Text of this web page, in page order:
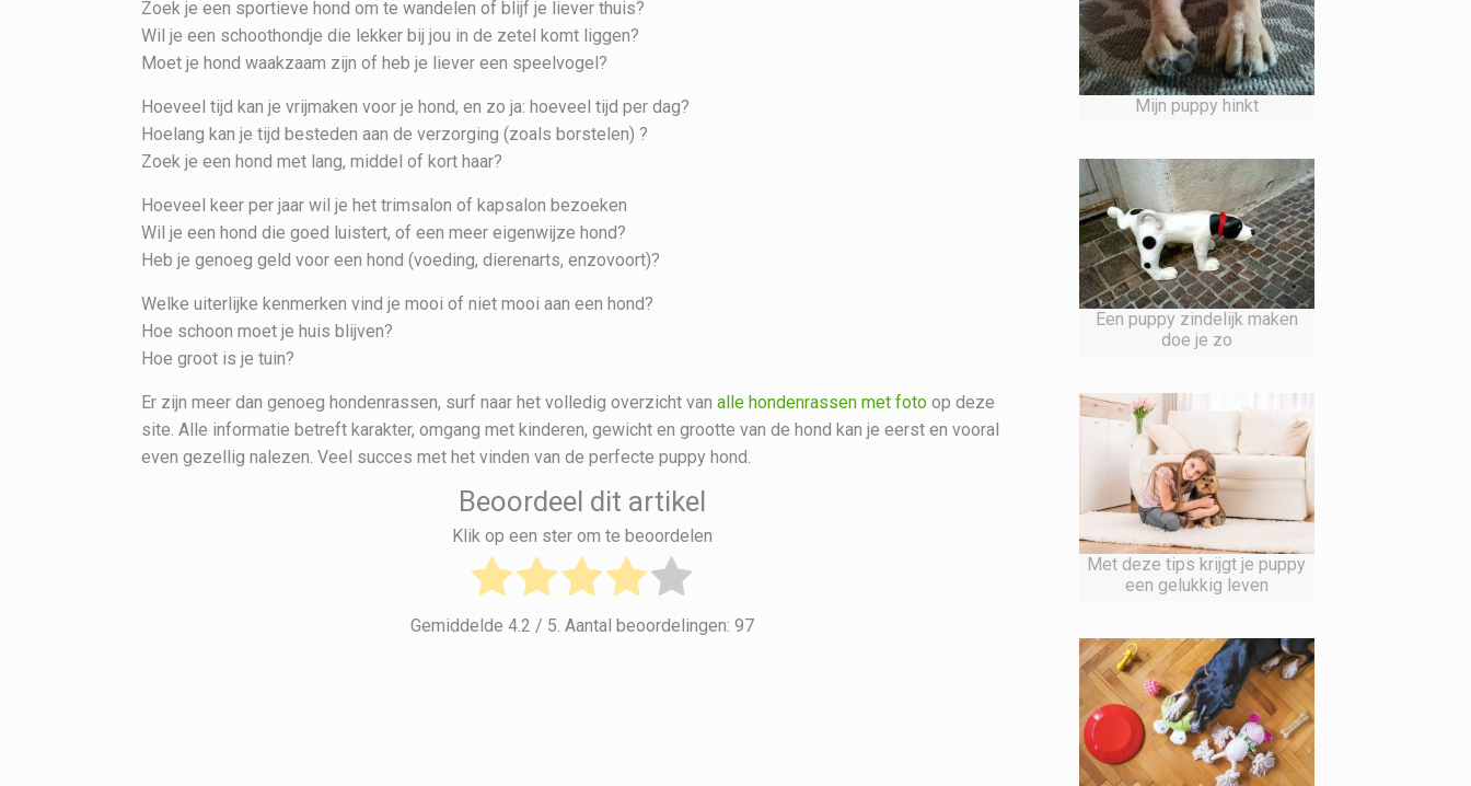
Zoek je een sportieve hond om te wandelen of blijf je liever thuis?
Wil je een schoothondje die lekker bij jou in de zetel komt liggen?
Moet je hond waakzaam zijn of heb je liever een speelvogel?
Hoeveel tijd kan je vrijmaken voor je hond, en zo ja: hoeveel tijd per dag?
Hoelang kan je tijd besteden aan de verzorging (zoals borstelen) ?
Zoek je een hond met lang, middel of kort haar?
Hoeveel keer per jaar wil je het trimsalon of kapsalon bezoeken
Wil je een hond die goed luistert, of een meer eigenwijze hond?
Heb je genoeg geld voor een hond (voeding, dierenarts, enzovoort)?
Welke uiterlijke kenmerken vind je mooi of niet mooi aan een hond?
Hoe schoon moet je huis blijven?
Hoe groot is je tuin?
Er zijn meer dan genoeg hondenrassen, surf naar het volledig overzicht vanalle hondenrassen met foto op deze
site. Alle informatie betreft karakter, omgang met kinderen, gewicht en grootte van de hond kan je eerst en vooral
even gezellig nalezen. Veel succes met het vinden van de perfecte puppy hond.
Beoordeel dit artikel
Klik op een ster om te beoordelen
Gemiddelde 4.2 / 5. Aantal beoordelingen: 97
Mijn puppy hinkt
Een puppy zindelijk maken
doe je zo
Met deze tips krijgt je puppy
een gelukkig leven